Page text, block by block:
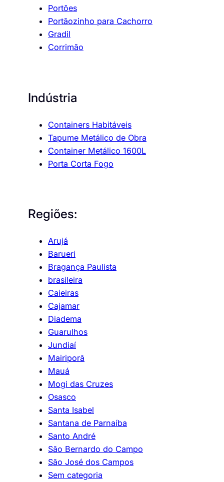
Portões
Portãozinho para Cachorro
Gradil
Corrimão
Indústria
Containers Habitáveis
Tapume Metálico de Obra
Container Metálico 1600L
Porta Corta Fogo
Regiões:
Arujá
Barueri
Bragança Paulista
brasileira
Caieiras
Cajamar
Diadema
Guarulhos
Jundiaí
Mairiporã
Mauá
Mogi das Cruzes
Osasco
Santa Isabel
Santana de Parnaíba
Santo André
São Bernardo do Campo
São José dos Campos
Sem categoria